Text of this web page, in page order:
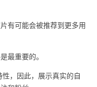
有可能会被推荐到更多用
重要的。
，因此，展示真实的自